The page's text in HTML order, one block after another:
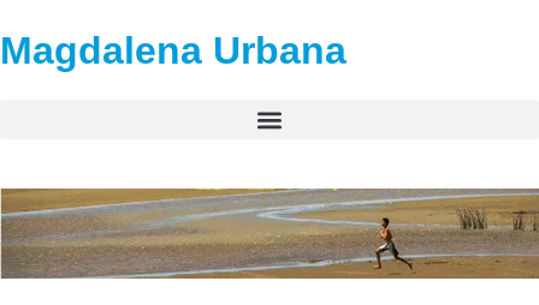
Magdalena Urbana